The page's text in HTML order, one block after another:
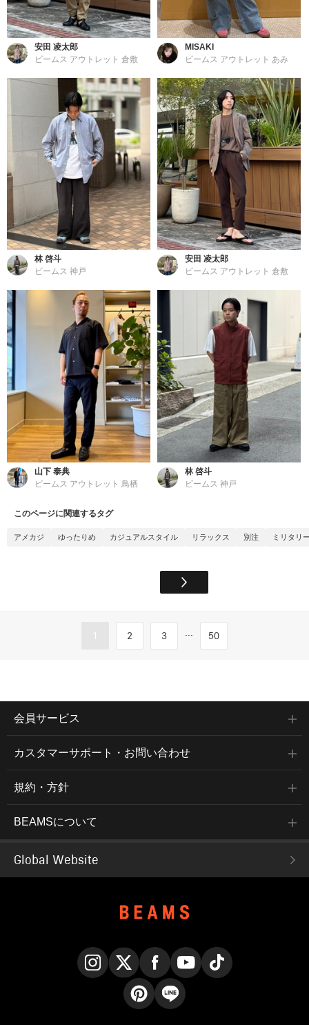
安田 凌太郎
ビームス アウトレット 倉敷
MISAKI
ビームス アウトレット あみ
林 啓斗
ビームス 神戸
安田 凌太郎
ビームス アウトレット 倉敷
山下 泰典
ビームス アウトレット 鳥栖
林 啓斗
ビームス 神戸
このページに関連するタグ
アメカジ ゆったりめ カジュアルスタイル リラックス 別注 ミリタリ
1 2 3 ... 50
会員サービス
カスタマーサポート・お問い合わせ
規約・方針
BEAMSについて
Global Website